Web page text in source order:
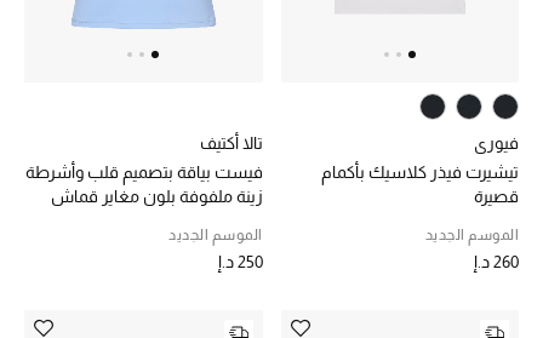
فيوري
تيشيرت فيذر كلاسيك بأكمام
قصيرة
الموسم الجديد
260 د.إ
تالا أكتيف
فيست بياقة بتصميم قلب وأشرطة
زينة ملفوفة بلون مغاير قماش
الموسم الجديد
250 د.إ